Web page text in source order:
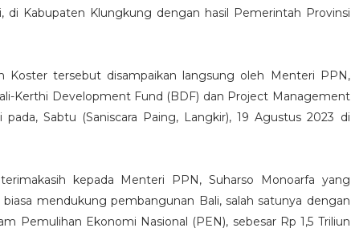
di Kabupaten Klungkung dengan hasil Pemerintah Provinsi
Koster tersebut disampaikan langsung oleh Menteri PPN,
Kerthi Development Fund (BDF) dan Project Management
Sabtu (Saniscara Paing, Langkir), 19 Agustus 2023 di
kepada Menteri PPN, Suharso Monoarfa yang
mendukung pembangunan Bali, salah satunya dengan
Pemulihan Ekonomi Nasional (PEN), sebesar Rp 1,5 Triliun